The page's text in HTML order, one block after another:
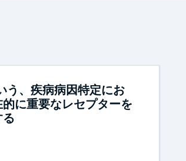
う、疾病病因特定にお
に重要なレセプターを